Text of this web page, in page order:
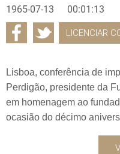
1965-07-13 00:01:13
LICENCIAR
Lisboa, conferência de
Perdigão, presidente da
em homenagem ao
ocasião do décimo